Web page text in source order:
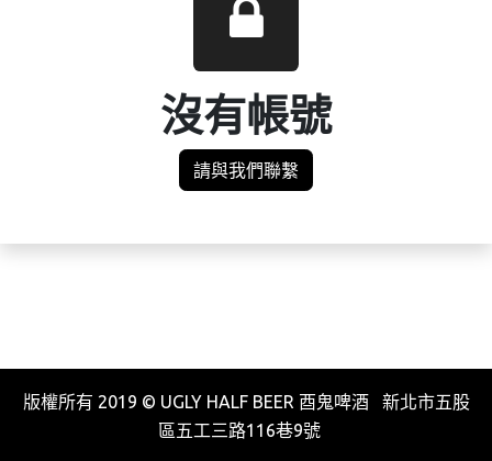
沒有帳號
請與我們聯繫
版權所有 2019 © UGLY HALF BEER 酉鬼啤酒 新北市五股
區五工三路116巷9號